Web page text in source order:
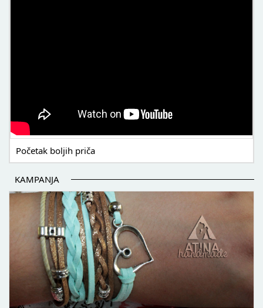
Početak boljih priča
KAMPANJA